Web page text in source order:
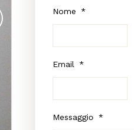
Nome *
Email *
Messaggio *